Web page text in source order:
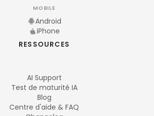
MOBILE
Android
iPhone
RESSOURCES
AI Support
Test de maturité IA
Blog
Centre d'aide & FAQ